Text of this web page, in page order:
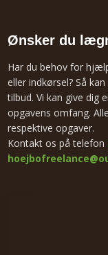
Ønsker du
Har du behov for
eller indkørsel? Så kan
tilbud. Vi kan give dig
opgavens omfang.
respektive opgaver.
Kontakt os på telefon